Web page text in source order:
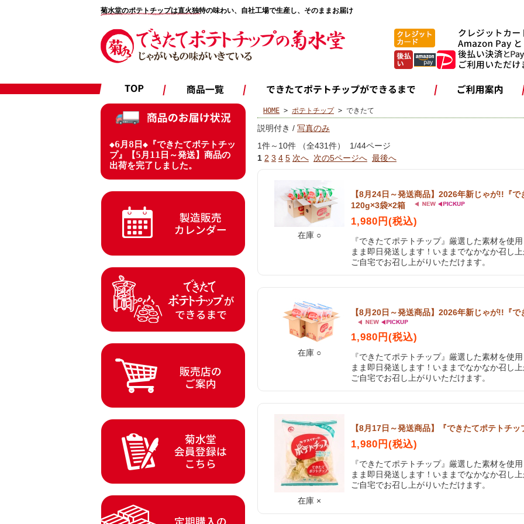
菊水堂のポテトチップは直火独特の味わい、自社工場で生産し、そのままお届け
お知らせ
◆6月8日◆『できたてポテトチッ
プ』【5月11日～発送】商品の
出荷を完了しました。
HOME > ポテトチップ> できたて
説明付き / 写真のみ
1件～10件 （全431件） 1/44ページ
1 2 3 4 5 次へ 次の5ページへ 最後へ
在庫 ○
【8月24日～発送商品】2026年新じゃが!!『
120g×3袋×2箱
1,980円(税込)
『できたてポテトチップ』厳選した素材を使
まま即日発送します！いままでなかなか召し
ご自宅でお召し上がりいただけます。
在庫 ○
【8月20日～発送商品】2026年新じゃが!!『
1,980円(税込)
『できたてポテトチップ』厳選した素材を使
まま即日発送します！いままでなかなか召し
ご自宅でお召し上がりいただけます。
在庫 ×
【8月17日～発送商品】『できたてポテトチ
1,980円(税込)
『できたてポテトチップ』厳選した素材を使
まま即日発送します！いままでなかなか召し
ご自宅でお召し上がりいただけます。